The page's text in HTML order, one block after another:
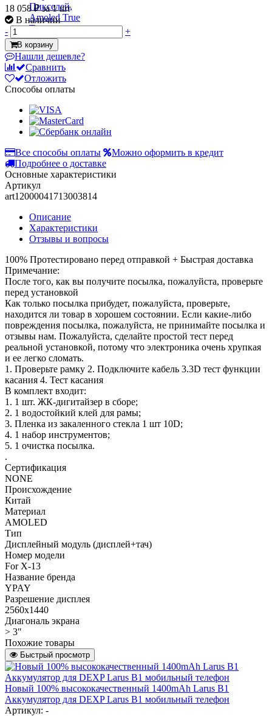
18 058 ₽за 1 шт
В наличии
-
+
В корзину
Нашли дешевле?
Сравнить
Отложить
Способы оплаты
Все способы оплаты
Можно оформить в кредит
Подробнее о доставке
Основные характеристики
Артикул
art12000041713003814
Описание
Характеристики
Отзывы и вопросы
100% Протестировано перед отправкой + Быстрая доставка
Примечание:
После того, как вы получите посылка, пожалуйста, проверьте
перед установкой
Как только посылка прибудет, пожалуйста, проверьте,
находится ли товар в хорошем состоянии. Если какие-либо
повреждения посылка, пожалуйста, не принимайте посылка и
отзывы нам. Пожалуйста, сделайте простой тест перед
реальной установкой, потому что электроника очень хрупкая
и ее легко сломать.
1. Проверьте рамку 2. Подключите кабель 3.3D тест функции
касания 4. Тест касания
В комплект входит:
1. 1 шт. ЖК-дигитайзер в сборе;
2. 1 водостойкий клей для рамы;
3. Пленка из закаленного стекла 1 шт 10D;
4. 1 набор инструментов;
5. 1 очистка посылка.
.
Сертификация
NONE
Происхождение
Китай
Материал
AMOLED
Тип
Дисплейный модуль (дисплей+тач)
Номер модели
For X-13
Название бренда
YPAY
Разрешение дисплея
2560x1440
Диагональ экрана
> 3"
Похожие товары
Быстрый просмотр
Новый 100% высококачественный 1400mAh Larus B1
Аккумулятор для DEXP Larus B1 мобильный телефон
Артикул: -